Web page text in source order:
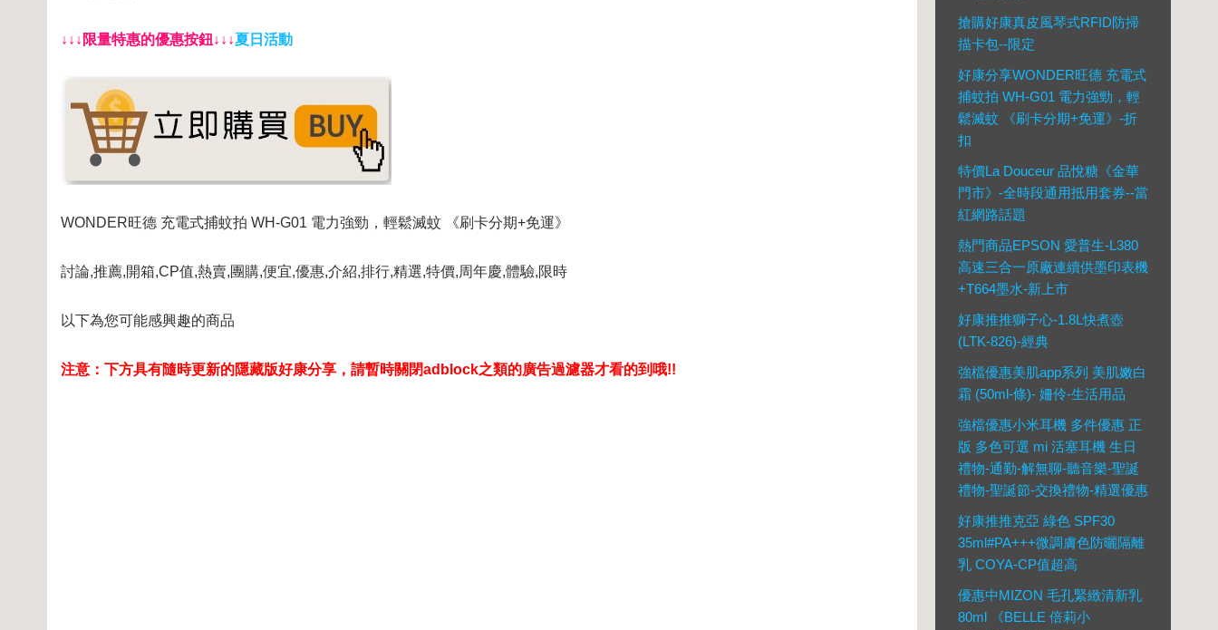
↓↓↓限量特惠的優惠按鈕↓↓↓夏日活動
WONDER旺德 充電式捕蚊拍 WH-G01 電力強勁，輕鬆滅蚊 《刷卡分期+免運》
討論,推薦,開箱,CP值,熱賣,團購,便宜,優惠,介紹,排行,精選,特價,周年慶,體驗,限時
以下為您可能感興趣的商品
注意：下方具有隨時更新的隱藏版好康分享，請暫時關閉adblock之類的廣告過濾器才看的到哦!!
搶購好康真皮風琴式RFID防掃
描卡包--限定
好康分享WONDER旺德 充電式
捕蚊拍 WH-G01 電力強勁，輕
鬆滅蚊 《刷卡分期+免運》-折
扣
特價La Douceur 品悅糖《金華
門市》-全時段通用抵用套券--當
紅網路話題
熱門商品EPSON 愛普生-L380
高速三合一原廠連續供墨印表機
+T664墨水-新上市
好康推推獅子心-1.8L快煮壺
(LTK-826)-經典
強檔優惠美肌app系列 美肌嫩白
霜 (50ml-條)- 姍伶-生活用品
強檔優惠小米耳機 多件優惠 正
版 多色可選 mi 活塞耳機 生日
禮物-通勤-解無聊-聽音樂-聖誕
禮物-聖誕節-交換禮物-精選優惠
好康推推克亞 綠色 SPF30
35ml#PA+++微調膚色防曬隔離
乳 COYA-CP值超高
優惠中MIZON 毛孔緊緻清新乳
80ml 《BELLE 倍莉小